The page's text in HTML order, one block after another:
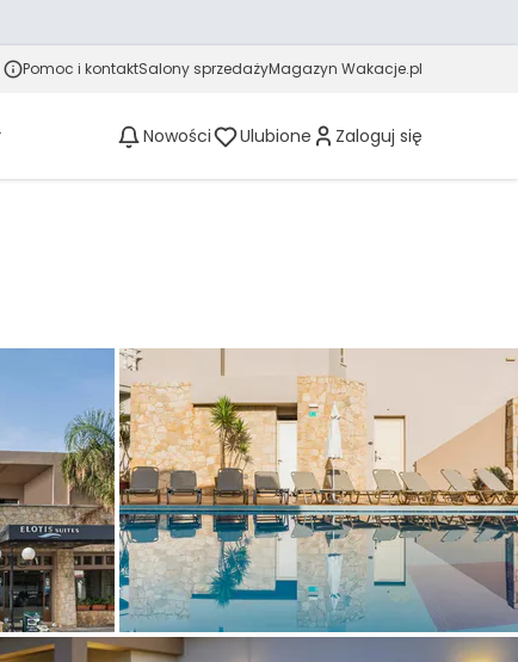
Pomoc i kontaktSalony sprzedażyMagazyn Wakacje.pl
Nowości Ulubione Zaloguj się